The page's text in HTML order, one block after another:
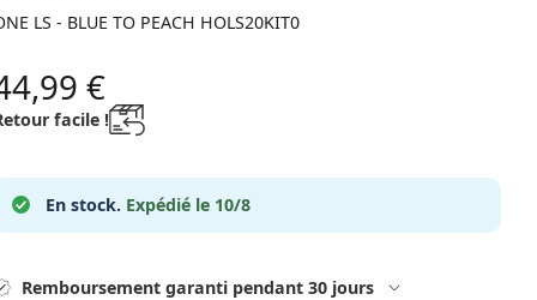
LS - BLUE TO PEACH HOLS20KIT0
€
facile !
En stock. Expédié le 10/8
Remboursement garanti pendant 30 jours